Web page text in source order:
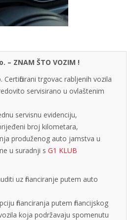
– ZNAM ŠTO VOZIM !
Certificirani trgovac rabljenih vozila
servisirano u ovlaštenim
servisnu evidenciju,
broj kilometara,
produženog auto jamstva u
u suradnji s G1 KLUB
uz financiranje putem auto
financiranja putem financijskog
koja podržavaju spomenutu